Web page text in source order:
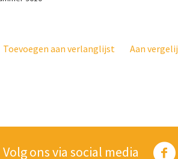
Toevoegen aan verlanglijst Aan
Volg ons via social media